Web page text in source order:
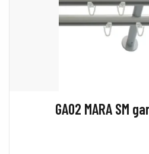
GA02 MARA SM